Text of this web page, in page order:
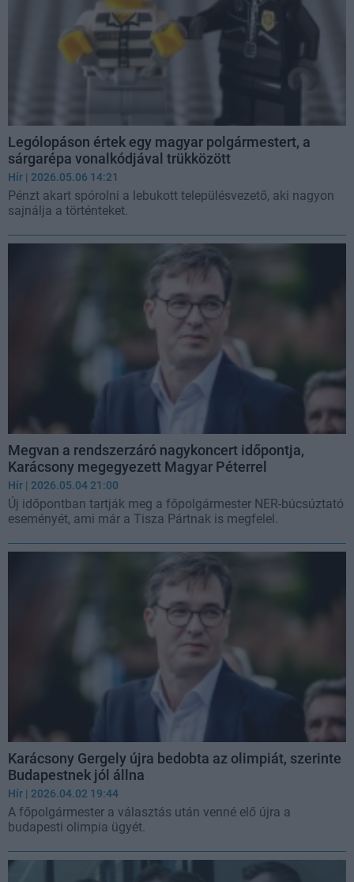
Lególopáson értek egy magyar polgármestert, a
sárgarépa vonalkódjával trükközött
Hír | 2026.05.06 14:21
Pénzt akart spórolni a lebukott településvezető, aki nagyon
sajnálja a történteket.
Megvan a rendszerzáró nagykoncert időpontja,
Karácsony megegyezett Magyar Péterrel
Hír | 2026.05.04 21:00
Új időpontban tartják meg a főpolgármester NER-búcsúztató
eseményét, ami már a Tisza Pártnak is megfelel.
Karácsony Gergely újra bedobta az olimpiát, szerinte
Budapestnek jól állna
Hír | 2026.04.02 19:44
A főpolgármester a választás után venné elő újra a
budapesti olimpia ügyét.